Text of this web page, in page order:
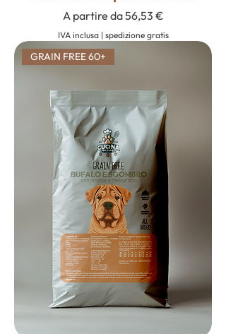
A partire da56,53 €
Prezzo scontato
IVA inclusa| spedizione gratis
GRAIN FREE 60+